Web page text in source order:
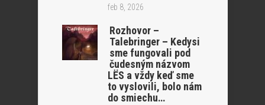
feb 8, 2026
Rozhovor –
Talebringer – Kedysi
sme fungovali pod
čudesným názvom
LËS a vždy keď sme
to vyslovili, bolo nám
do smiechu…